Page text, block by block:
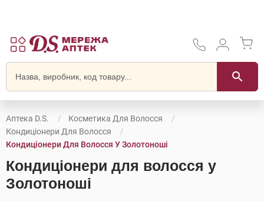
Аптека D.S.
Косметика Для Волосся
Кондиціонери Для Волосся
Кондиціонери Для Волосся У Золотоноші
Кондиціонери для волосся у
Золотоноші